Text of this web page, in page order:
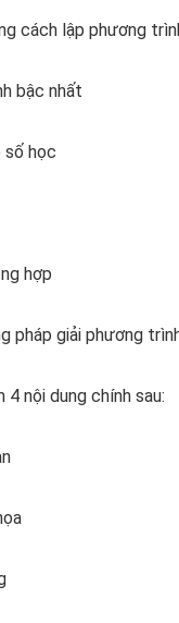
cách lập phương
bậc nhất
số học
hợp
pháp giải phương
4 nội dung chính sau: